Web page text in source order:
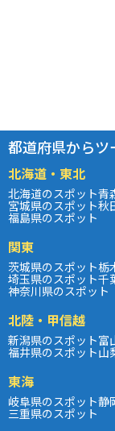
都道府県からツ
北海道・東北
北海道のスポット青
宮城県のスポット秋
福島県のスポット
関東
茨城県のスポット栃
埼玉県のスポット千
神奈川県のスポット
北陸・甲信越
新潟県のスポット富
福井県のスポット山
東海
岐阜県のスポット静
三重県のスポット